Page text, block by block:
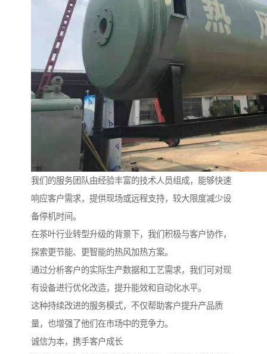
我们的服务团队由经验丰富的技术人员组成，能够快速
响应客户需求，提供现场或远程支持，较大限度减少设
备停机时间。
在茶叶行业转型升级的背景下，我们积极与客户协作，
探索更节能、更智能的热风加热方案。
通过分析客户的实际生产数据和工艺需求，我们可对现
有设备进行优化改造，提升能效和自动化水平。
这种持续改进的服务模式，不仅帮助客户提升产品质
量，也增强了他们在市场中的竞争力。
诚信为本，携手客户成长